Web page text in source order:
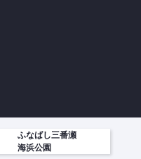
ふなばし三番瀬
海浜公園